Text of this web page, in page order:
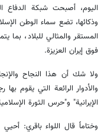
اليوم، أصبحت شبكة الدفاع
وذكائها، تضع سماء الوطن
المستقر والمثالي للبلاد، بما
فوق إيران العزيزة.
ولا شك أن هذا النجاح
والأدوار الرائعة التي يقوم
الإيرانية" و"حرس الثورة
وختاماً قال اللواء باقري: